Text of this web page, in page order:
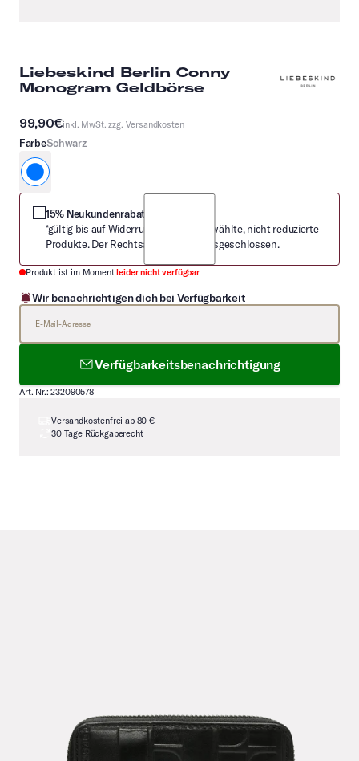
Liebeskind Berlin Conny
Monogram Geldbörse
99,90€inkl. MwSt. zzg. Versandkosten
FarbeSchwarz
schwarz
15% Neukundenrabatt
*gültig bis auf Widerruf nur auf ausgewählte, nicht reduzierte
Produkte. Der Rechtsanspruch ist ausgeschlossen.
Produkt ist im Momentleider nicht verfügbar
Wir benachrichtigen dich bei Verfügbarkeit
Verfügbarkeitsbenachrichtigung
Art. Nr.: 232090578
Versandkostenfrei ab 80 €
30 Tage Rückgaberecht